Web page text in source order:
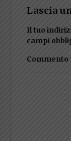
Lascia
Il tuo
campi
Commento